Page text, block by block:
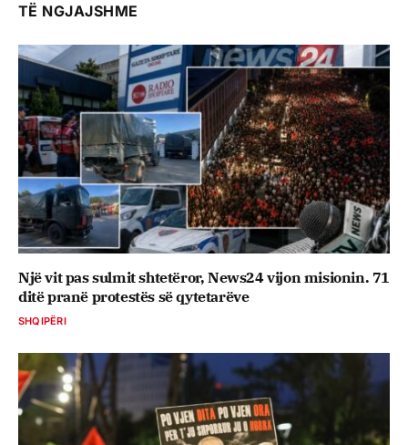
TË NGJAJSHME
Një vit pas sulmit shtetëror, News24 vijon misionin. 71
ditë pranë protestës së qytetarëve
SHQIPËRI